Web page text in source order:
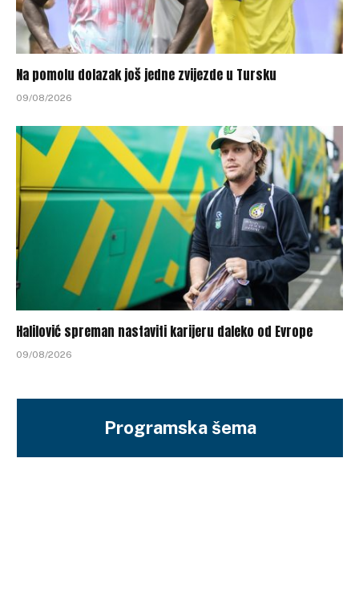
Na pomolu dolazak još jedne zvijezde u Tursku
09/08/2026
Halilović spreman nastaviti karijeru daleko od Evrope
09/08/2026
Programska šema